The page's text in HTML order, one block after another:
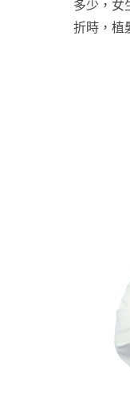
多少，女
折時，植